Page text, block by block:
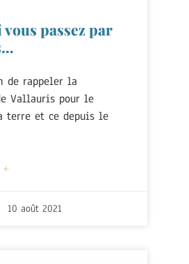
vous passez par
de rappeler la
Vallauris pour le
terre et ce depuis le
+
10 août 2021